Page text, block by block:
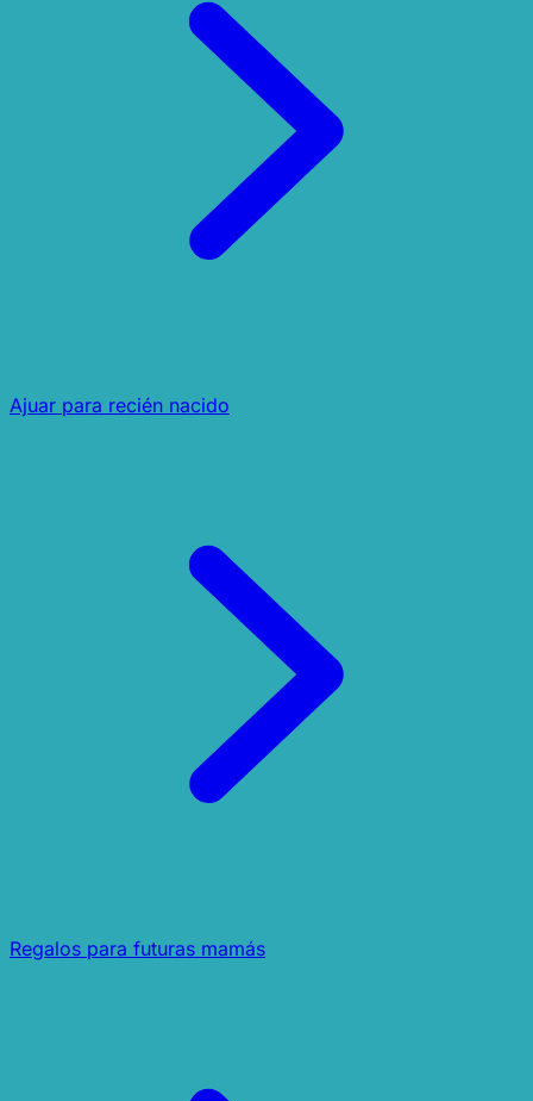
Ajuar para recién nacido
Regalos para futuras mamás